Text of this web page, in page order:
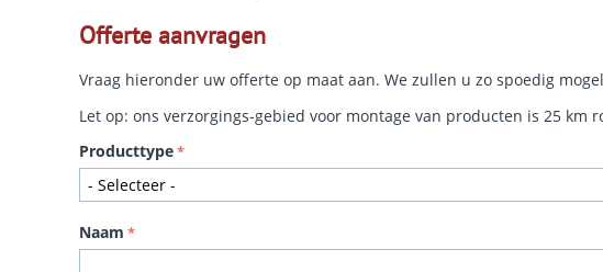
Offerte aanvragen
Vraag hieronder uw offerte op maat aan. We zullen u zo spoedig
Let op: ons verzorgings-gebied voor montage van producten is 25
Producttype
Naam